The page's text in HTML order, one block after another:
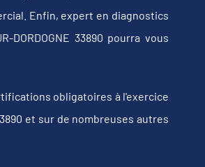
Enfin, expert en diagnostics
33890 pourra vous
obligatoires à l'exercice
et sur de nombreuses autres